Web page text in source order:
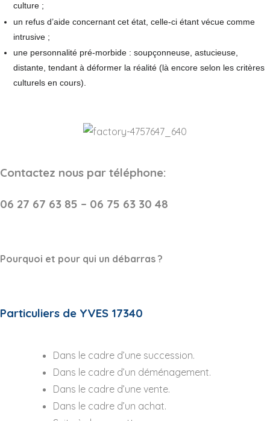
culture ;
un refus d’aide concernant cet état, celle-ci étant vécue comme
intrusive ;
une personnalité pré-morbide : soupçonneuse, astucieuse,
distante, tendant à déformer la réalité (là encore selon les critères
culturels en cours).
Contactez nous par téléphone:
06 27 67 63 85 – 06 75 63 30 48
Pourquoi et pour qui un débarras ?
Particuliers de YVES 17340
Dans le cadre d’une succession.
Dans le cadre d’un déménagement.
Dans le cadre d’une vente.
Dans le cadre d’un achat.